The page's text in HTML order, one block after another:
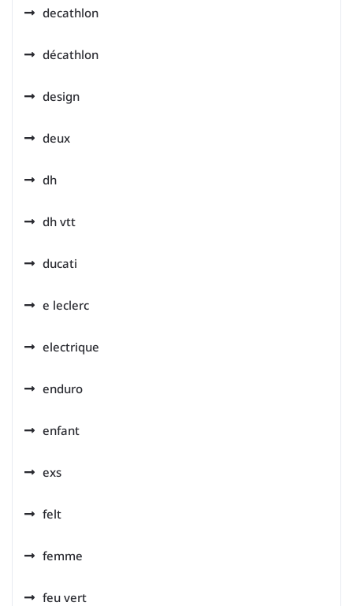
decathlon
décathlon
design
deux
dh
dh vtt
ducati
e leclerc
electrique
enduro
enfant
exs
felt
femme
feu vert